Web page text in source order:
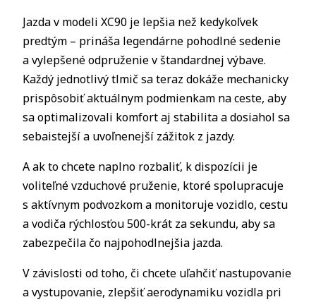
Jazda v modeli XC90 je lepšia než kedykoľvek
predtým – prináša legendárne pohodlné sedenie
a vylepšené odpruženie v štandardnej výbave.
Každý jednotlivý tlmič sa teraz dokáže mechanicky
prispôsobiť aktuálnym podmienkam na ceste, aby
sa optimalizovali komfort aj stabilita a dosiahol sa
sebaistejší a uvoľnenejší zážitok z jazdy.
A ak to chcete naplno rozbaliť, k dispozícii je
voliteľné vzduchové pruženie, ktoré spolupracuje
s aktívnym podvozkom a monitoruje vozidlo, cestu
a vodiča rýchlosťou 500-krát za sekundu, aby sa
zabezpečila čo najpohodlnejšia jazda.
V závislosti od toho, či chcete uľahčiť nastupovanie
a vystupovanie, zlepšiť aerodynamiku vozidla pri